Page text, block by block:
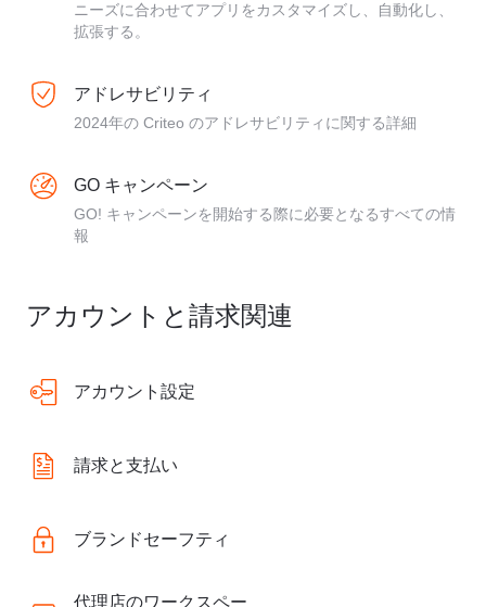
ニーズに合わせてアプリをカスタマイズし、自動化し、
拡張する。
アドレサビリティ
2024年の Criteo のアドレサビリティに関する詳細
GO キャンペーン
GO! キャンペーンを開始する際に必要となるすべての情
報
アカウントと請求関連
アカウント設定
請求と支払い
ブランドセーフティ
代理店のワークスペー